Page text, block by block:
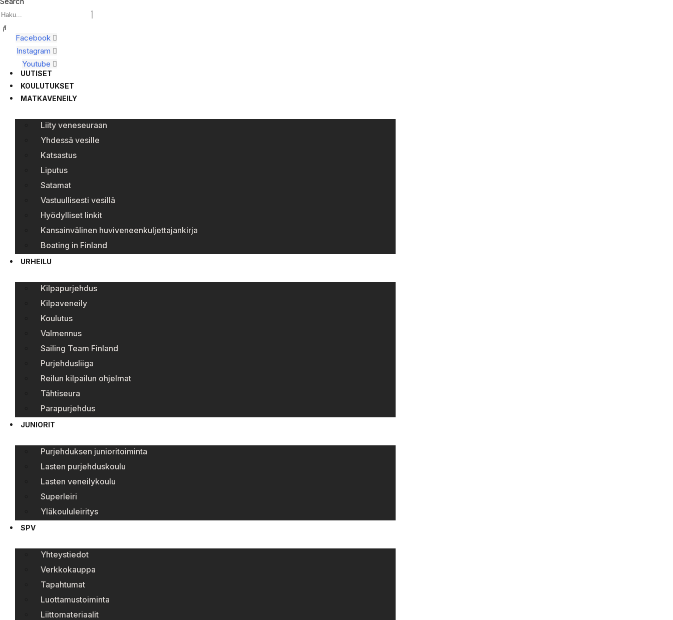
Facebook
Instagram
Youtube
UUTISET
KOULUTUKSET
MATKAVENEILY
Liity veneseuraan
Yhdessä vesille
Katsastus
Liputus
Satamat
Vastuullisesti vesillä
Hyödylliset linkit
Kansainvälinen huviveneenkuljettajankirja
Boating in Finland
URHEILU
Kilpapurjehdus
Kilpaveneily
Koulutus
Valmennus
Sailing Team Finland
Purjehdusliiga
Reilun kilpailun ohjelmat
Tähtiseura
Parapurjehdus
JUNIORIT
Purjehduksen junioritoiminta
Lasten purjehduskoulu
Lasten veneilykoulu
Superleiri
Yläkoululeiritys
SPV
Yhteystiedot
Verkkokauppa
Tapahtumat
Luottamustoiminta
Liittomateriaalit